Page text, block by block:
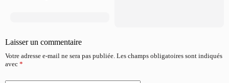
Laisser un commentaire
Votre adresse e-mail ne sera pas publiée. Les champs obligatoires sont indiqués
avec *